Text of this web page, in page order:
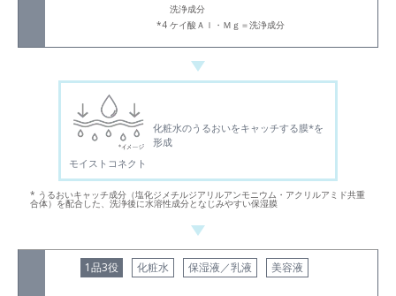
洗浄成分
ケイ酸Ａｌ・Ｍｇ＝洗浄成分
モイストコネクト
化粧水のうるおいをキャッチする膜*を
形成
* うるおいキャッチ成分（塩化ジメチルジアリルアンモニウム・アクリルアミド共重
合体）を配合した、洗浄後に水溶性成分となじみやすい保湿膜
1品3役 化粧水 保湿液／乳液 美容液